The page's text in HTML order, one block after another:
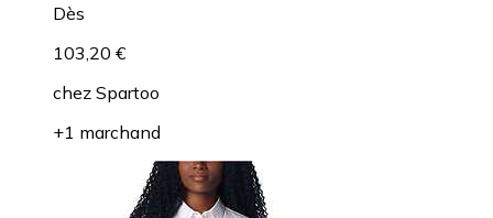
Dès
103,20 €
chez Spartoo
+1 marchand